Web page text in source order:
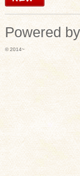
Powered by
© 2014~